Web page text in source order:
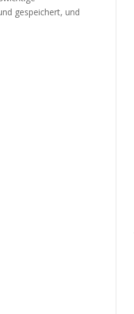
gespeichert, und